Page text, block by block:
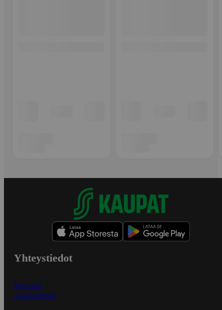
Yhteystiedot
Myymälät
Asiakaspalvelu